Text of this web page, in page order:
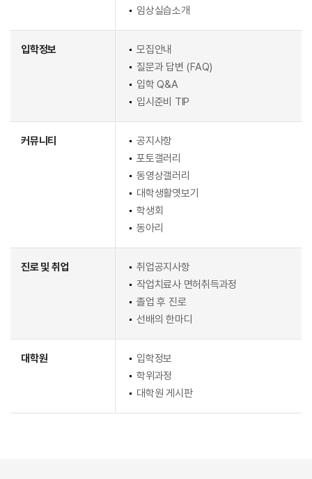
임상실습소개
입학정보
모집안내
질문과 답변 (FAQ)
입학 Q&A
입시준비 TIP
커뮤니티
공지사항
포토갤러리
동영상갤러리
대학생활엿보기
학생회
동아리
진로 및 취업
취업공지사항
작업치료사 면허취득과정
졸업 후 진로
선배의 한마디
대학원
입학정보
학위과정
대학원 게시판